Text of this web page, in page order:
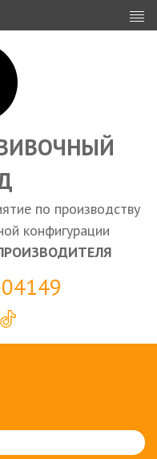
по производству
конфигурации